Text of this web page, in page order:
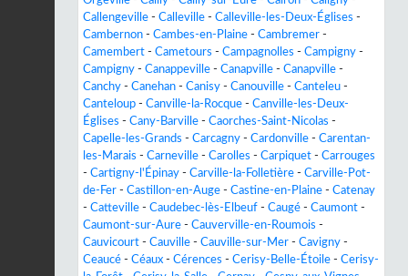
Callengeville - Calleville - Calleville-les-Deux-Églises -
Cambernon - Cambes-en-Plaine - Cambremer -
Camembert - Cametours - Campagnolles - Campigny -
Campigny - Canappeville - Canapville - Canapville -
Canchy - Canehan - Canisy - Canouville - Canteleu -
Canteloup - Canville-la-Rocque - Canville-les-Deux-
Églises - Cany-Barville - Caorches-Saint-Nicolas -
Capelle-les-Grands - Carcagny - Cardonville - Carentan-
les-Marais - Carneville - Carolles - Carpiquet - Carrouges
- Cartigny-l'Épinay - Carville-la-Folletière - Carville-Pot-
de-Fer - Castillon-en-Auge - Castine-en-Plaine - Catenay
- Catteville - Caudebec-lès-Elbeuf - Caugé - Caumont -
Caumont-sur-Aure - Cauverville-en-Roumois -
Cauvicourt - Cauville - Cauville-sur-Mer - Cavigny -
Ceaucé - Céaux - Cérences - Cerisy-Belle-Étoile - Cerisy-